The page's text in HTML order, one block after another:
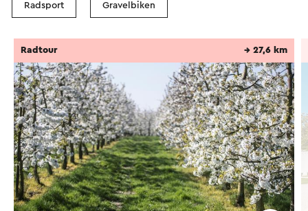
Radsport Gravelbiken
Radtour → 27,6 km